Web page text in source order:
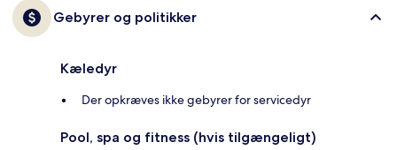
Gebyrer og politikker
Kæledyr
Der opkræves ikke gebyrer for servicedyr
Pool, spa og fitness (hvis tilgængeligt)